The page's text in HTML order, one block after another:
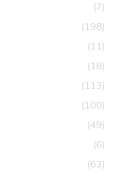
(7)
(198)
(11)
(18)
(113)
(100)
(49)
(6)
(63)